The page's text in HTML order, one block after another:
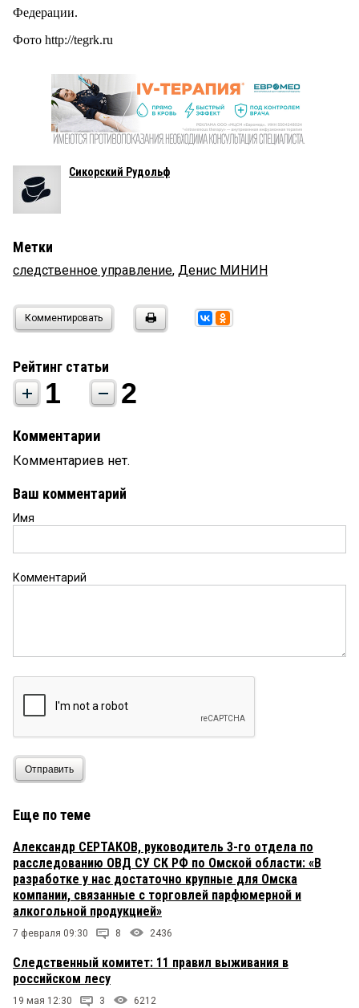
Федерации.
Фото http://tegrk.ru
Сикорский Рудольф
Метки
следственное управление, Денис МИНИН
Комментировать
Рейтинг статьи
1 2
Комментарии
Комментариев нет.
Ваш комментарий
Имя
Комментарий
Отправить
Еще по теме
Александр СЕРТАКОВ, руководитель 3-го отдела по
расследованию ОВД СУ СК РФ по Омской области: «В
разработке у нас достаточно крупные для Омска
компании, связанные с торговлей парфюмерной и
алкогольной продукцией»
7 февраля 09:30 8 2436
Следственный комитет: 11 правил выживания в
российском лесу
19 мая 12:30 3 6212